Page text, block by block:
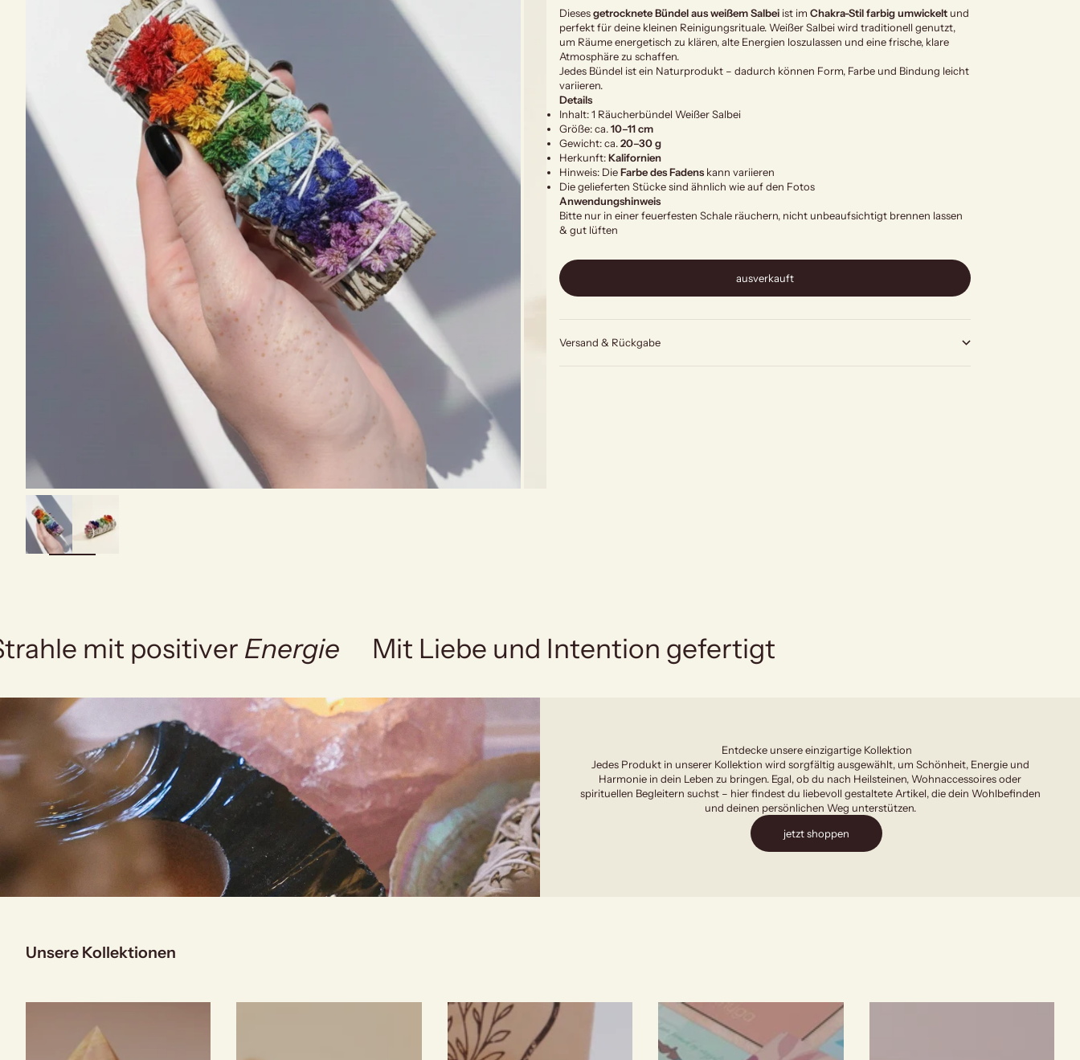
bild
vergrößern
Diesesgetrocknete Bündel aus weißem Salbei ist im Chakra-Stil farbig umwickelt und
perfekt für deine kleinen Reinigungsrituale. Weißer Salbei wird traditionell genutzt,
um Räume energetisch zu klären, alte Energien loszulassen und eine frische, klare
Atmosphäre zu schaffen.
Jedes Bündel ist ein Naturprodukt – dadurch können Form, Farbe und Bindung leicht
variieren.
Details
Inhalt: 1 Räucherbündel Weißer Salbei
Größe: ca.10–11 cm
Gewicht: ca.20–30 g
Herkunft:Kalifornien
Hinweis: DieFarbe des Fadens kann variieren
Die gelieferten Stücke sind ähnlich wie auf den Fotos
Anwendungshinweis
Bitte nur in einer feuerfesten Schale räuchern, nicht unbeaufsichtigt brennen lassen
& gut lüften
ausverkauft
Versand & Rückgabe
mit positiver Energie Mit Liebe und Intention gefertigt
Entdecke unsere einzigartige Kollektion
Jedes Produkt in unserer Kollektion wird sorgfältig ausgewählt, um Schönheit, Energie und
Harmonie in dein Leben zu bringen. Egal, ob du nach Heilsteinen, Wohnaccessoires oder
spirituellen Begleitern suchst – hier findest du liebevoll gestaltete Artikel, die dein Wohlbefinden
und deinen persönlichen Weg unterstützen.
jetzt shoppen
Unsere Kollektionen